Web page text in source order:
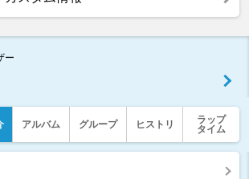
ー
アルバム グループ ヒストリ
ラップ
タイム